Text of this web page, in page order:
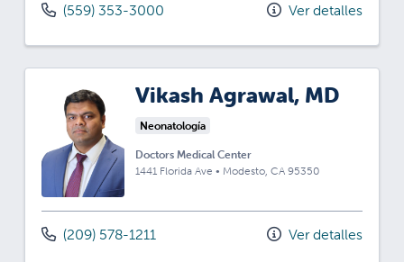
(559) 353-3000 Ver detalles
Vikash Agrawal, MD
Neonatología
Doctors Medical Center
1441 Florida Ave • Modesto, CA 95350
(209) 578-1211 Ver detalles